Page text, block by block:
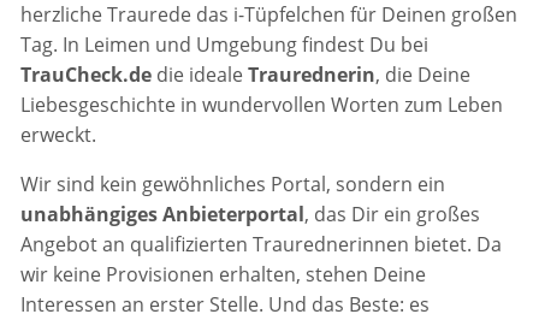
herzliche Traurede das i-Tüpfelchen für Deinen großen
Tag. In Leimen und Umgebung findest Du bei
TrauCheck.de die idealeTraurednerin, die Deine
Liebesgeschichte in wundervollen Worten zum Leben
erweckt.
Wir sind kein gewöhnliches Portal, sondern ein
unabhängiges Anbieterportal, das Dir ein großes
Angebot an qualifizierten Traurednerinnen bietet. Da
wir keine Provisionen erhalten, stehen Deine
Interessen an erster Stelle. Und das Beste: es